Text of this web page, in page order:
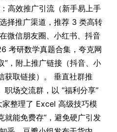
高效推广引流（新手易上手
择推广渠道，推荐 3 类高转
微信朋友圈、小红书、抖音
考研数学真题合集，夸克网
”，附上推广链接（抖音、小
获取链接）。 垂直社群推
职场交流群，以 “福利分享”
整理了 Excel 高级技巧模
就能免费存”，避免硬广引发